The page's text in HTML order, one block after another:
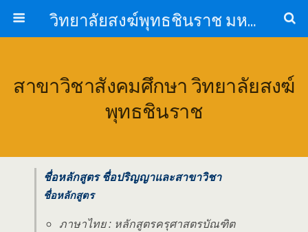
วิทยาลัยสงฆ์พุทธชินราช มหาวิทยาลัยมหาจุฬาลงกรณราชวิทยาลัย
สาขาวิชาสังคมศึกษา วิทยาลัยสงฆ์
พุทธชินราช
ชื่อหลักสูตร ชื่อปริญญาและสาขาวิชา
ชื่อหลักสูตร
ภาษาไทย : หลักสูตรครุศาสตรบัณฑิต